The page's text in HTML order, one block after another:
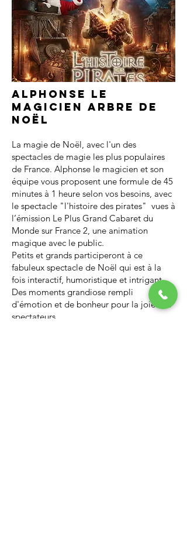
Alphonse le
magicien arbre de
noël
La magie de Noël, avec l'un des
spectacles de magie les plus populaires
de France. Alphonse le magicien et son
équipe vous proposent une formule de 45
minutes à 1 heure selon vos besoins, avec
le spectacle "l'histoire des pirates" vues à
l’émission Le Plus Grand Cabaret du
Monde sur France 2, une animation
magique avec le public.
Petits et grands participeront à ce
fabuleux spectacle de Noël qui est à la
fois interactif, humoristique et intrigant.
Des moments grandiose rempli
d'émotion et de bonheur pour la joie des
spectateurs.